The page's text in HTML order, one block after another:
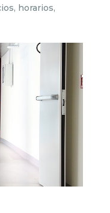
horarios,